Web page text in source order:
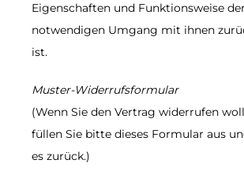
Eigenschaften und Funktionsweise
notwendigen Umgang mit ihnen
ist.
Muster-Widerrufsformular
(Wenn Sie den Vertrag widerrufen
füllen Sie bitte dieses Formular aus
es zurück.)